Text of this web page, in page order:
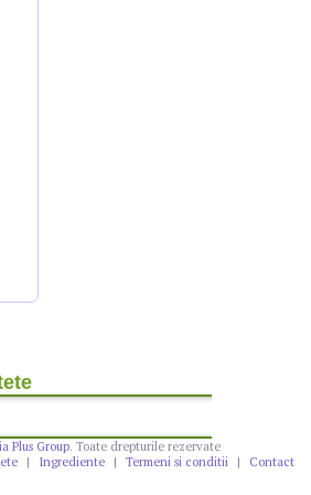
Plus Group. Toate drepturile rezervate
| Ingrediente | Termeni si conditii | Contact